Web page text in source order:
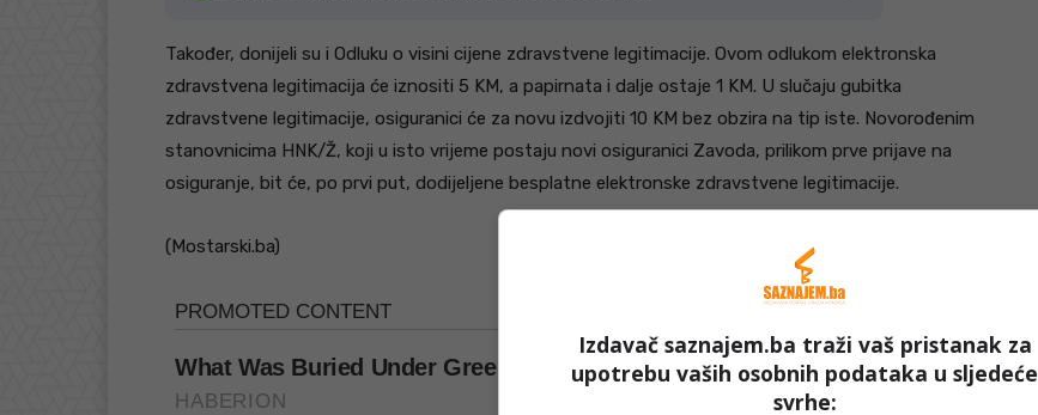
Također, donijeli su i Odluku o visini cijene zdravstvene legitimacije. Ovom odlukom elektronska
zdravstvena legitimacija će iznositi 5 KM, a papirnata i dalje ostaje 1 KM. U slučaju gubitka
zdravstvene legitimacije, osiguranici će za novu izdvojiti 10 KM bez obzira na tip iste. Novorođenim
stanovnicima HNK/Ž, koji u isto vrijeme postaju novi osiguranici Zavoda, prilikom prve prijave na
osiguranje, bit će, po prvi put, dodijeljene besplatne elektronske zdravstvene legitimacije.
(Mostarski.ba)
Izdavač saznajem.ba traži vaš pristanak za
upotrebu vaših osobnih podataka u sljedeće
svrhe: